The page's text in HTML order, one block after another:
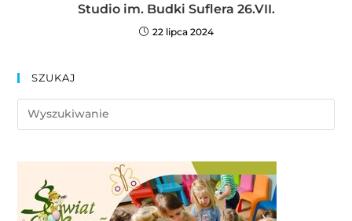
Studio im. Budki Suflera 26.VII.
22 lipca 2024
SZUKAJ